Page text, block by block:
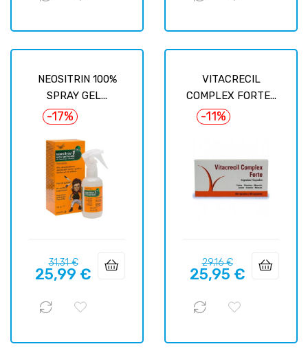
NEOSITRIN 100%
SPRAY GEL...
-17%
Precio
regular
31,31 €Precio
25,99 €
VITACRECIL
COMPLEX FORTE...
-11%
Precio
regular
29,16 €Precio
25,95 €